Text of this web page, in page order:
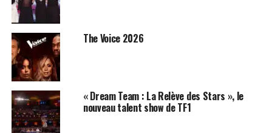
The Voice 2026
« Dream Team : La Relève des Stars », le
nouveau talent show de TF1